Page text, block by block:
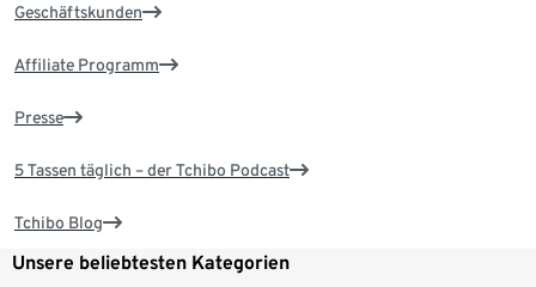
Geschäftskunden
Affiliate Programm
Presse
5 Tassen täglich – der Tchibo Podcast
Tchibo Blog
Unsere beliebtesten Kategorien